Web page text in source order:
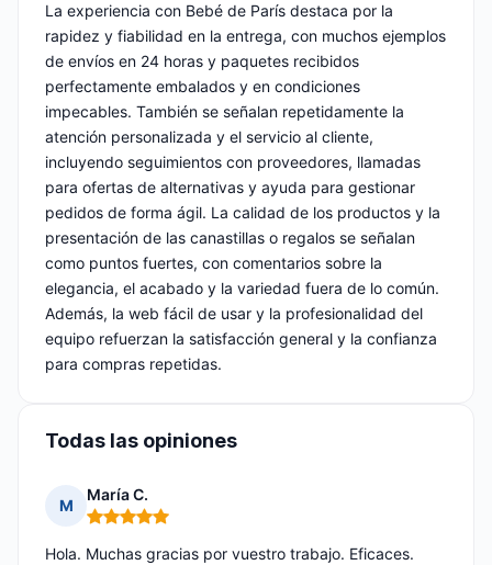
La experiencia con Bebé de París destaca por la
rapidez y fiabilidad en la entrega, con muchos ejemplos
de envíos en 24 horas y paquetes recibidos
perfectamente embalados y en condiciones
impecables. También se señalan repetidamente la
atención personalizada y el servicio al cliente,
incluyendo seguimientos con proveedores, llamadas
para ofertas de alternativas y ayuda para gestionar
pedidos de forma ágil. La calidad de los productos y la
presentación de las canastillas o regalos se señalan
como puntos fuertes, con comentarios sobre la
elegancia, el acabado y la variedad fuera de lo común.
Además, la web fácil de usar y la profesionalidad del
equipo refuerzan la satisfacción general y la confianza
para compras repetidas.
Todas las opiniones
M
María C.
Nota: 5 de 5
Hola. Muchas gracias por vuestro trabajo. Eficaces.